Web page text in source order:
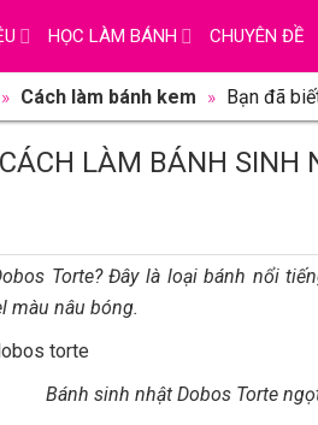
HỌC LÀM BÁNH CHUYÊN ĐỀ
» Cách làm bánh kem » Bạn đã
LÀM BÁNH SINH
Torte? Đây là loại bánh nổi
màu nâu bóng.
Bánh sinh nhật Dobos Torte